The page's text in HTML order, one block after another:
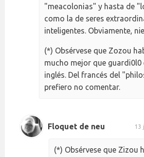
"meacolonias" y hasta de
como la de seres
inteligentes. Obviamente,
(*) Obsérvese que Zozou
mucho mejor que guardi0l0
inglés. Del francés del
prefiero no comentar.
Floquet de neu 13
(*) Obsérvese que Zizou